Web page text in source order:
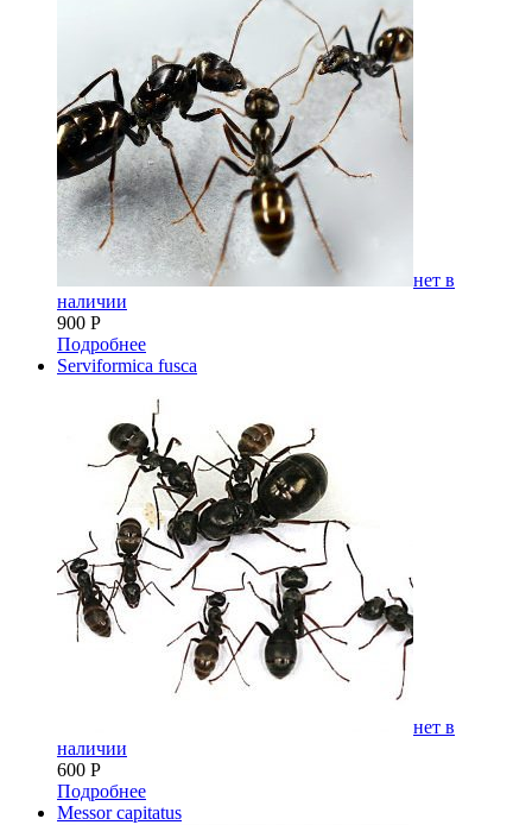
нет в
наличии
900 Р
Подробнее
Serviformica fusca
нет в
наличии
600 Р
Подробнее
Messor capitatus